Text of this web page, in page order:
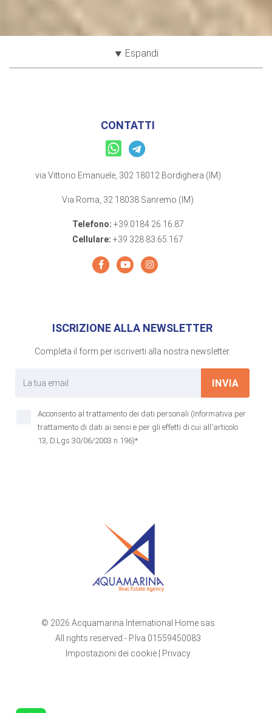
⯆ Espandi
© 2026 Acquamarina International Home sas
All rights reserved - P.Iva 01559450083
Impostazioni dei cookie| Privacy
CONTATTI
via Vittorio Emanuele, 302 18012 Bordighera (IM)
Via Roma, 32 18038 Sanremo (IM)
Telefono: +39 0184 26.16.87
Cellulare: +39 328 83.65.167
ISCRIZIONE ALLA NEWSLETTER
Completa il form per iscriverti alla nostra newsletter.
INVIA
Acconsento al trattamento dei dati personali (Informativa per
trattamento di dati ai sensi e per gli effetti di cui all'articolo
13, D.Lgs 30/06/2003 n.196)*